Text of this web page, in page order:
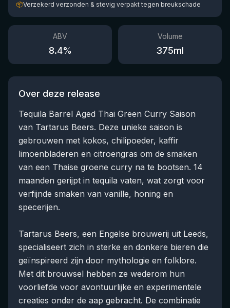
📦Verzekerd verzonden & stevig verpakt tegen breukschade
ABV
8.4%
Volume
375ml
Over deze release
Tequila Barrel Aged Thai Green Curry Saison
van Tartarus Beers. Deze unieke saison is
gebrouwen met kokos, chilipoeder, kaffir
limoenbladeren en citroengras om de smaken
van een Thaise groene curry na te bootsen. 14
maanden gerijpt in tequila vaten, wat zorgt voor
verfijnde smaken van vanille, honing en
specerijen.
Tartarus Beers, een Engelse brouwerij uit Leeds,
specialiseert zich in sterke en donkere bieren die
geïnspireerd zijn door mythologie en folklore.
Met dit brouwsel hebben ze wederom hun
voorliefde voor avontuurlijke en experimentele
creaties onder de aap gebracht. De combinatie